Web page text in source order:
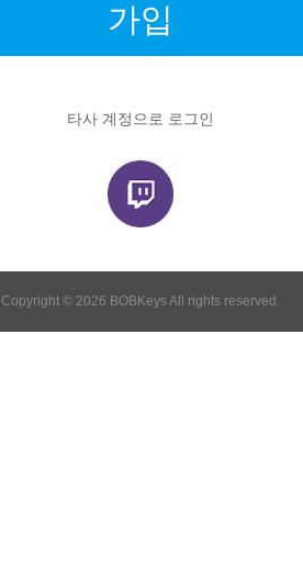
가입
타사 계정으로 로그인
Copyright © 2026 BOBKeys All rights reserved.